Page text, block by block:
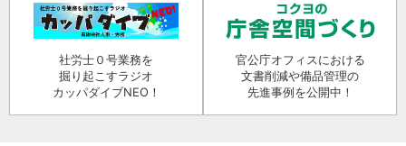
社労士０号業務を
掘り起こすラジオ
カッパダイブNEO！
官公庁オフィスにおける
文書削減や備品管理の
先進事例を公開中！